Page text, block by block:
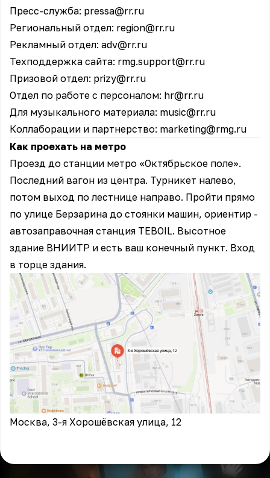
Пресс-служба: pressa@rr.ru
Региональный отдел: region@rr.ru
Рекламный отдел: adv@rr.ru
Техподдержка сайта: rmg.support@rr.ru
Призовой отдел: prizy@rr.ru
Отдел по работе с персоналом: hr@rr.ru
Для музыкального материала: music@rr.ru
Коллаборации и партнерство: marketing@rmg.ru
Как проехать на метро
Проезд до станции метро «Октябрьское поле».
Последний вагон из центра. Турникет налево,
потом выход по лестнице направо. Пройти прямо
по улице Берзарина до стоянки машин, ориентир -
автозаправочная станция TEBOIL. Высотное
здание ВНИИТР и есть ваш конечный пункт. Вход
в торце здания.
Москва, 3-я Хорошёвская улица, 12